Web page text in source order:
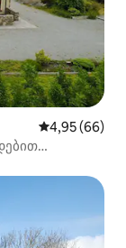
საშუალო
4,95 (66)